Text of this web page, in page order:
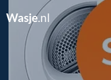
Wasje.nl